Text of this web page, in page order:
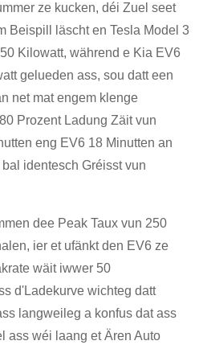
ze kucken, déi Zuel seet
Beispill läscht en Tesla Model 3
Kilowatt, während e Kia EV6
gelueden ass, sou datt een
net mat engem klenge
Prozent Ladung Zäit vun
eng EV6 18 Minutten an
identesch Gréisst vun
dee Peak Taux vun 250
ier et ufänkt den EV6 ze
wäit iwwer 50
d'Ladekurve wichteg datt
langweileg a konfus dat ass
ass wéi laang et Ären Auto